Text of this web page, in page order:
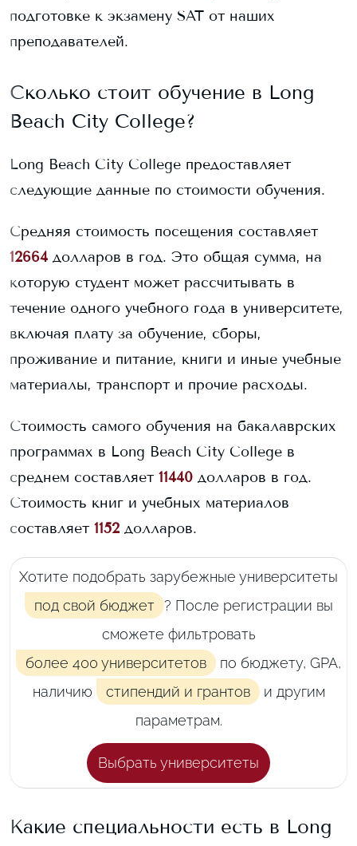
подготовке к экзамену SAT от наших
преподавателей.
Сколько стоит обучение в Long
Beach City College?
Long Beach City College предоставляет
следующие данные по стоимости обучения.
Средняя стоимость посещения составляет
12664 долларов в год. Это общая сумма, на
которую студент может рассчитывать в
течение одного учебного года в университете,
включая плату за обучение, сборы,
проживание и питание, книги и иные учебные
материалы, транспорт и прочие расходы.
Стоимость самого обучения на бакалаврских
программах в Long Beach City College в
среднем составляет 11440 долларов в год.
Стоимость книг и учебных материалов
составляет 1152 долларов.
Хотите подобрать зарубежные университеты
под свой бюджет ? После регистрации вы
сможете фильтровать
более 400 университетов
по бюджету, GPA,
наличию
стипендий и грантов и другим
параметрам.
Выбрать университеты
Какие специальности есть в Long